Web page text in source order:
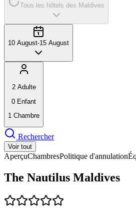
Tous les hôtels des Maldives
10 August-15 August
2 Adulte
0 Enfant
1 Chambre
Rechercher
Voir tout
AperçuChambresPolitique d'annulation
The Nautilus Maldives